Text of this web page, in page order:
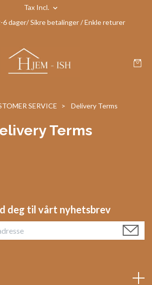
Tax Incl.
6 dager/ Sikre betalinger / Enkle returer
SERVICE Delivery Terms
Terms
deg til vårt nyhetsbrev